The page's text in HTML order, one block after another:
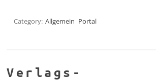
Category: Allgemein Portal
Verlags-